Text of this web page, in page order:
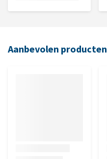
Aanbevolen producten